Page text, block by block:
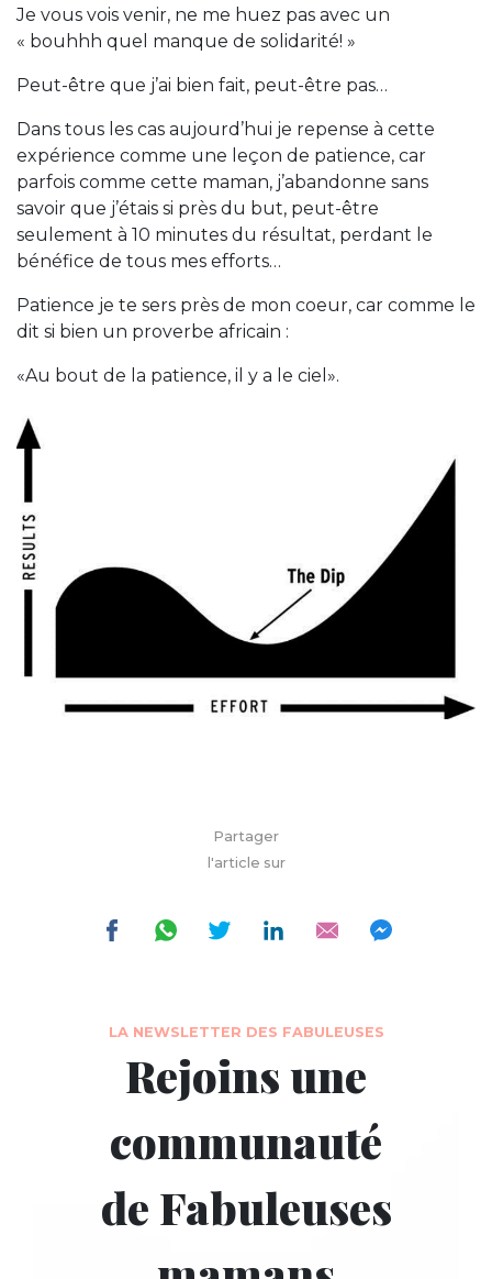
Je vous vois venir, ne me huez pas avec un
« bouhhh quel manque de solidarité! »
Peut-être que j’ai bien fait, peut-être pas…
Dans tous les cas aujourd’hui je repense à cette
expérience comme une leçon de patience, car
parfois comme cette maman, j’abandonne sans
savoir que j’étais si près du but, peut-être
seulement à 10 minutes du résultat, perdant le
bénéfice de tous mes efforts…
Patience je te sers près de mon coeur, car comme le
dit si bien un proverbe africain :
«Au bout de la patience, il y a le ciel».
Partager
l'article sur
LA NEWSLETTER DES FABULEUSES
Rejoins une
communauté
de Fabuleuses